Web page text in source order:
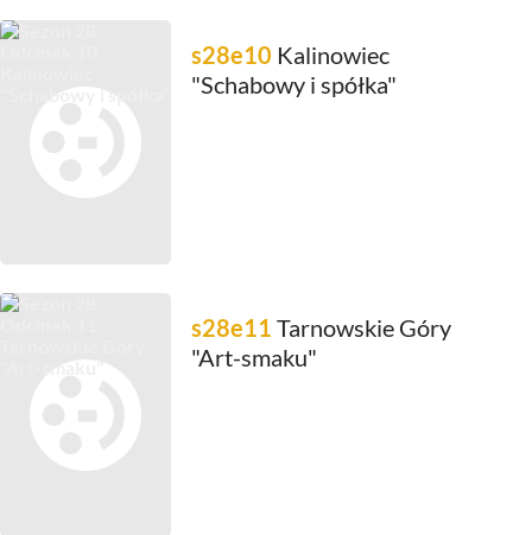
s28e10 Kalinowiec
"Schabowy i spółka"
s28e11 Tarnowskie Góry
"Art-smaku"